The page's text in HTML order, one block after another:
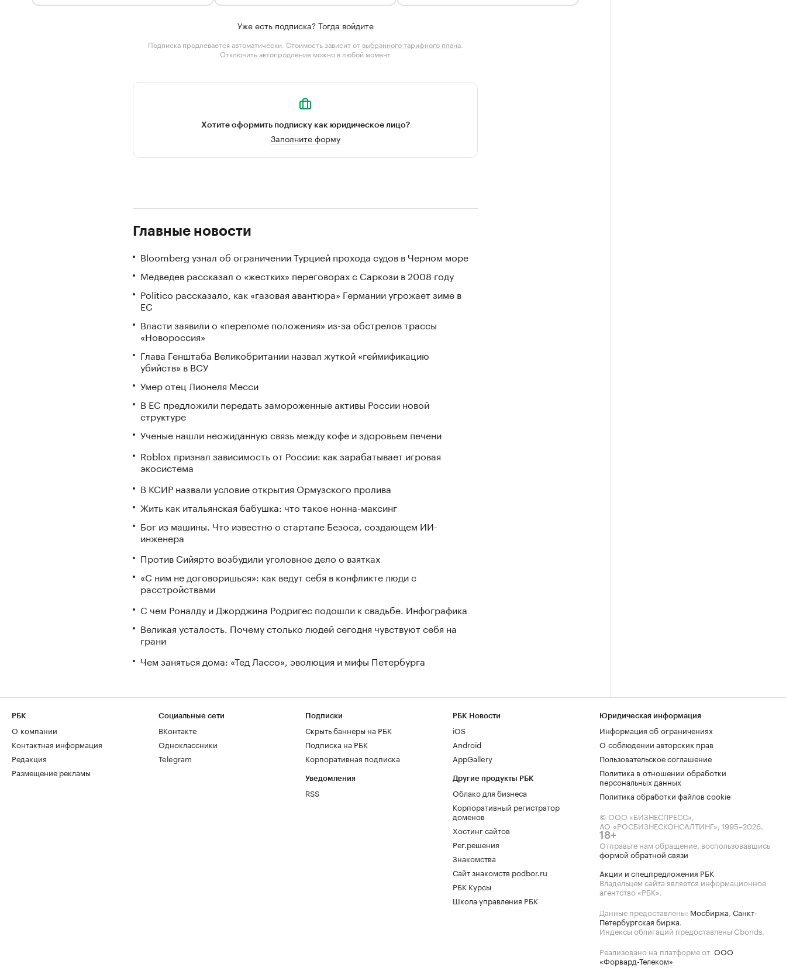
Уже есть подписка? Тогда войдите
Подписка продлевается автоматически. Стоимость зависит от выбранного тарифного плана.
Отключить автопродление можно в любой момент
Хотите оформить подписку как юридическое лицо?
Заполните форму
Главные новости
Bloomberg узнал об ограничении Турцией прохода судов в Черном море
Медведев рассказал о «жестких» переговорах с Саркози в 2008 году
Politico рассказало, как «газовая авантюра» Германии угрожает зиме в
ЕС
Власти заявили о «переломе положения» из-за обстрелов трассы
«Новороссия»
Глава Генштаба Великобритании назвал жуткой «геймификацию
убийств» в ВСУ
Умер отец Лионеля Месси
В ЕС предложили передать замороженные активы России новой
структуре
Ученые нашли неожиданную связь между кофе и здоровьем печени
Roblox признал зависимость от России: как зарабатывает игровая
экосистема
В КСИР назвали условие открытия Ормузского пролива
Жить как итальянская бабушка: что такое нонна-максинг
Бог из машины. Что известно о стартапе Безоса, создающем ИИ-
инженера
Против Сийярто возбудили уголовное дело о взятках
«С ним не договоришься»: как ведут себя в конфликте люди с
расстройствами
С чем Роналду и Джорджина Родригес подошли к свадьбе. Инфографика
Великая усталость. Почему столько людей сегодня чувствуют себя на
грани
Чем заняться дома: «Тед Лассо», эволюция и мифы Петербурга
РБК
О компании
Контактная информация
Редакция
Размещение рекламы
Социальные сети
ВКонтакте
Одноклассники
Telegram
Подписки
Скрыть баннеры на РБК
Подписка на РБК
Корпоративная подписка
Уведомления
RSS
РБК Новости
iOS
Android
AppGallery
Другие продукты РБК
Облако для бизнеса
Корпоративный регистратор
доменов
Хостинг сайтов
Рег.решения
Знакомства
Сайт знакомств podbor.ru
РБК Курсы
Школа управления РБК
Юридическая информация
Информация об ограничениях
О соблюдении авторских прав
Пользовательское соглашение
Политика в отношении обработки
персональных данных
Политика обработки файлов cookie
© ООО «БИЗНЕСПРЕСС»,
АО «РОСБИЗНЕСКОНСАЛТИНГ», 1995–2026.
18+
Отправьте нам обращение, воспользовавшись
формой обратной связи
Акции и спецпредложения РБК
Владельцем сайта является информационное
агентство «РБК».
Данные предоставлены: Мосбиржа, Санкт-
Петербургская биржа.
Индексы облигаций предоставлены Cbonds.
Реализовано на платформе от ООО
«Форвард-Телеком»